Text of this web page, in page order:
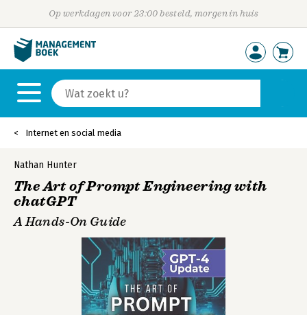
Op werkdagen voor 23:00 besteld, morgen in huis
Internet en social media
Nathan Hunter
The Art of Prompt Engineering with
chatGPT
A Hands-On Guide